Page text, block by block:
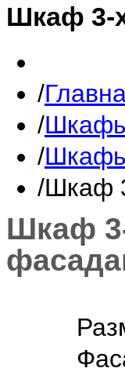
Шкаф 3-
Шкаф
Шкаф